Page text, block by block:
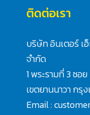
ติดต่อเรา
บริษัท อินเตอร์ เ
จำกัด
1 พระรามที่ 3 ซอ
เขตยานนาวา กรุ
Email :